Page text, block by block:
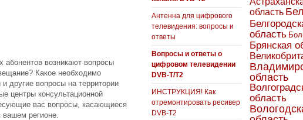
абонентов возникают вопросы
Какое необходимо
другие вопросы на территории
центры консультационной
вас вопросы, касающиеся
вашем регионе.
Антенна для цифрового
телевидения: вопросы и
ответы
Вопросы и ответы о
цифровом телевидении
DVB-T/T2
ИНСТРУКЦИЯ! Как
отремонтировать ресивер
DVB-T2
область
область
Брянская
область
область